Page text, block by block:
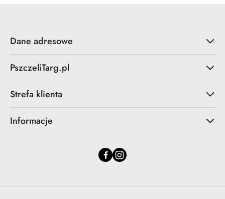
Dane adresowe
PszczeliTarg.pl
Strefa klienta
Informacje